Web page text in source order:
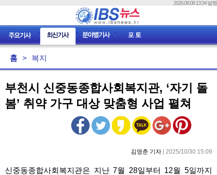
2026.08.08 13:34 발행
홈 > 복지
부천시 신중동종합사회복지관, ‘자기 돌
봄’ 취약 가구 대상 맞춤형 사업 펼쳐
김영춘 기자 | 2025/10/30 15:09
신중동종합사회복지관은 지난 7월 28일부터 12월 5일까지